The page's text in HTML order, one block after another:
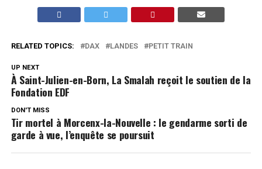
RELATED TOPICS: DAX LANDES PETIT TRAIN
UP NEXT
À Saint-Julien-en-Born, La Smalah reçoit le soutien de la
Fondation EDF
DON'T MISS
Tir mortel à Morcenx-la-Nouvelle : le gendarme sorti de
garde à vue, l’enquête se poursuit